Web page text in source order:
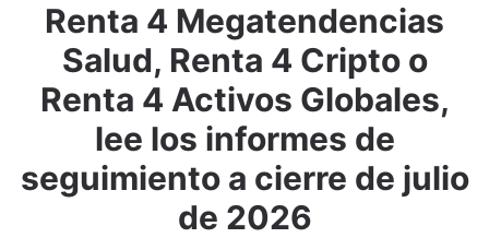
Renta 4 Megatendencias
Salud, Renta 4 Cripto o
Renta 4 Activos Globales,
lee los informes de
seguimiento a cierre de julio
de 2026